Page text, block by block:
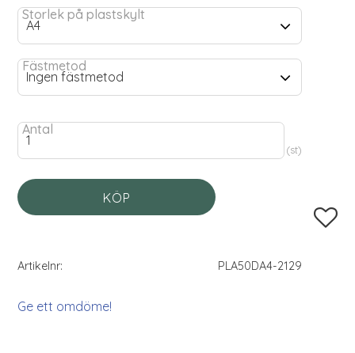
Storlek på plastskylt
Fästmetod
Antal
st
KÖP
Lägg
Artikelnr PLA50DA4-2129
Ge ett omdöme!